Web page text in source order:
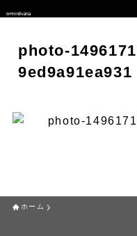
photo-
9ed9a91ea931
ホーム